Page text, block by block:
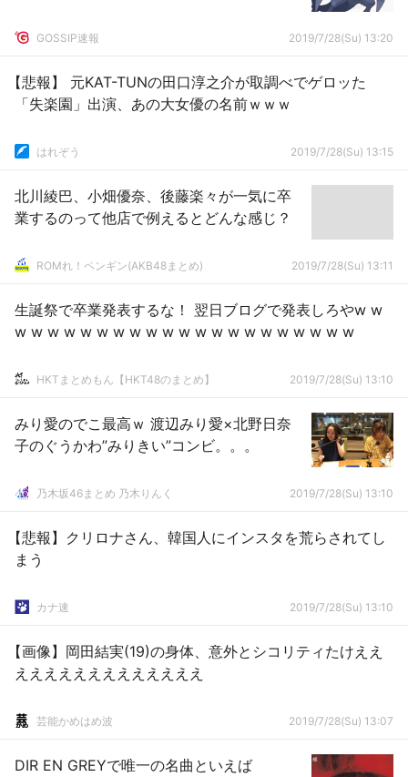
GOSSIP速報 2019/7/28(Su) 13:20
【悲報】 元KAT-TUNの田口淳之介が取調べでゲロッた
「失楽園」出演、あの大女優の名前ｗｗｗ
はれぞう 2019/7/28(Su) 13:15
北川綾巴、小畑優奈、後藤楽々が一気に卒
業するのって他店で例えるとどんな感じ？
ROMれ！ペンギン(AKB48まとめ) 2019/7/28(Su) 13:11
生誕祭で卒業発表するな！ 翌日ブログで発表しろやw w
w w w w w w w w w w w w w w w w w w w w w
HKTまとめもん【HKT48のまとめ】 2019/7/28(Su) 13:10
みり愛のでこ最高ｗ 渡辺みり愛×北野日奈
子のぐうかわ”みりきい”コンビ。。。
乃木坂46まとめ 乃木りんく 2019/7/28(Su) 13:10
【悲報】クリロナさん、韓国人にインスタを荒らされてし
まう
カナ速 2019/7/28(Su) 13:10
【画像】岡田結実(19)の身体、意外とシコリティたけええ
えええええええええええええ
芸能かめはめ波 2019/7/28(Su) 13:07
DIR EN GREYで唯一の名曲といえば